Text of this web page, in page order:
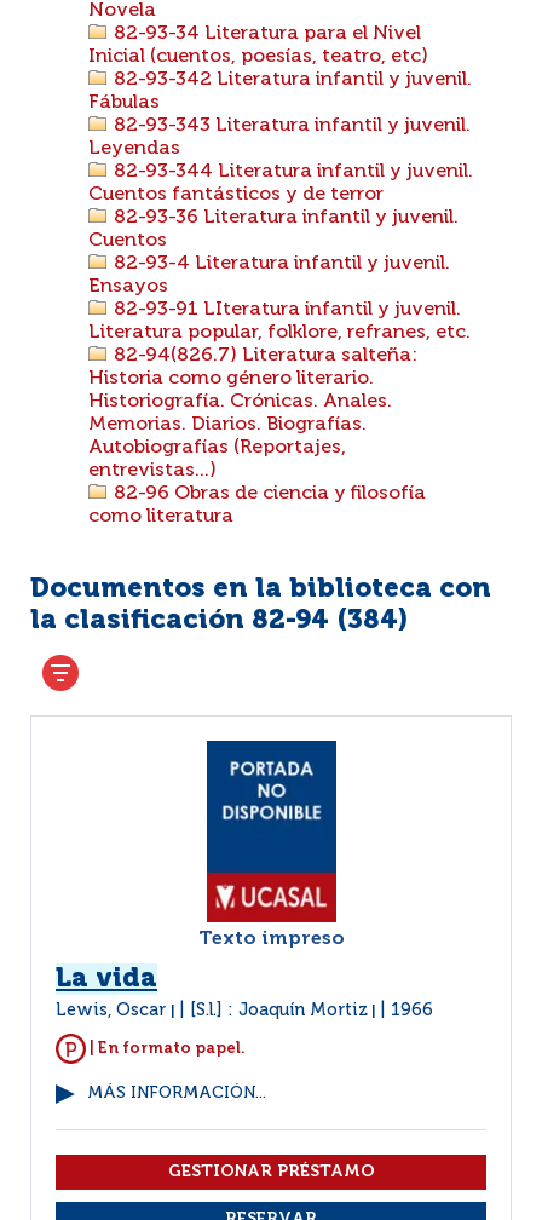
Novela
82-93-34 Literatura para el Nivel
Inicial (cuentos, poesías, teatro, etc)
82-93-342 Literatura infantil y juvenil.
Fábulas
82-93-343 Literatura infantil y juvenil.
Leyendas
82-93-344 Literatura infantil y juvenil.
Cuentos fantásticos y de terror
82-93-36 Literatura infantil y juvenil.
Cuentos
82-93-4 Literatura infantil y juvenil.
Ensayos
82-93-91 LIteratura infantil y juvenil.
Literatura popular, folklore, refranes, etc.
82-94(826.7) Literatura salteña:
Historia como género literario.
Historiografía. Crónicas. Anales.
Memorias. Diarios. Biografías.
Autobiografías (Reportajes,
entrevistas...)
82-96 Obras de ciencia y filosofía
como literatura
Documentos en la biblioteca con
la clasificación 82-94 (384)
Texto impreso
La vida
Lewis, Oscar [S.l.] : Joaquín Mortiz 1966
| En formato papel.
MÁS INFORMACIÓN...